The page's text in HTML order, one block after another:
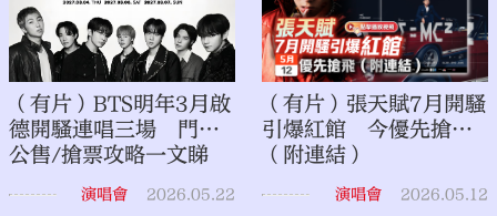
（有片）BTS明年3月啟
德開騷連唱三場 門票/
公售/搶票攻略一文睇
演唱會 2026.05.22
（有片）張天賦7月開騷
引爆紅館 今優先搶飛
（附連結）
演唱會 2026.05.12